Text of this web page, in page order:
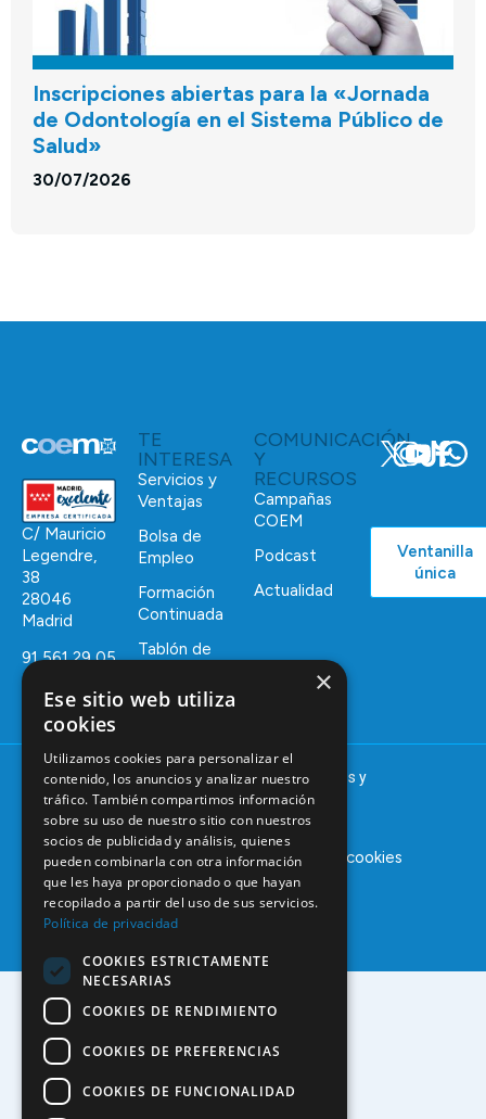
Inscripciones abiertas para la «Jornada
de Odontología en el Sistema Público de
Salud»
30/07/2026
C/ Mauricio
Legendre,
38
28046
Madrid
91 561 29 05
informacion@coem.org.es
TE
INTERESA
Servicios y
Ventajas
Bolsa de
Empleo
Formación
Continuada
Tablón de
COMUNICACIÓN
Y
RECURSOS
Campañas
COEM
Podcast
Actualidad
Ventanilla
única
© 2025 – COEM – Colegio Oficial de Odontólogos y
Estomatólogos de la I región
Aviso legalPolítica de privacidadPolítica de cookies
×
Ese sitio web utiliza
cookies
Utilizamos cookies para personalizar el
contenido, los anuncios y analizar nuestro
tráfico. También compartimos información
sobre su uso de nuestro sitio con nuestros
socios de publicidad y análisis, quienes
pueden combinarla con otra información
que les haya proporcionado o que hayan
recopilado a partir del uso de sus servicios.
Política de privacidad
COOKIES ESTRICTAMENTE
NECESARIAS
COOKIES DE RENDIMIENTO
COOKIES DE PREFERENCIAS
COOKIES DE FUNCIONALIDAD